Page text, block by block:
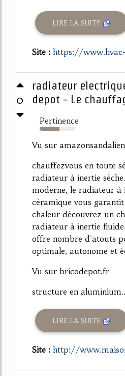
LIRE LA SUITE
Site : https://
0
radiateur
depot - Le
Pertinence
55%
Vu sur
chauffezvous en toute
radiateur à inertie
moderne, le radiateur à
céramique vous
chaleur découvrez un
radiateur à inertie
offre nombre d'atouts
optimale, autonome et
Vu sur bricodepot.fr
structure en
LIRE LA SUITE
Site : http://